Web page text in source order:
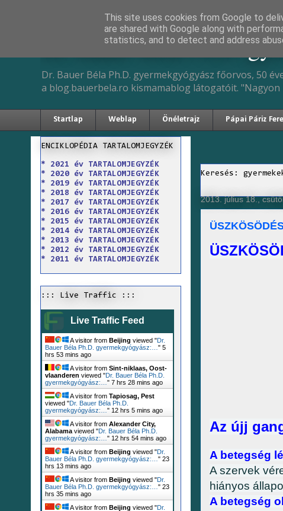
Dr. Bauer Béla Ph.D.
Dr. Bauer Béla Ph.D. gyermekgyógyász főorvos, 50
a blog.bauerbela.ro kismamablog látogatóit.
Startlap Weblap Önéletrajz Pápai Páriz
Keresés:
2013. július 18.,
Az újj
A betegség
A szervek
hiányos
A betegség
ENCIKLOPÉDIA TARTALOMJEGYZÉK
* 2021 év TARTALOMJEGYZÉK
* 2020 év TARTALOMJEGYZÉK
* 2019 év TARTALOMJEGYZÉK
* 2018 év TARTALOMJEGYZÉK
* 2017 év TARTALOMJEGYZÉK
* 2016 év TARTALOMJEGYZÉK
* 2015 év TARTALOMJEGYZÉK
* 2014 év TARTALOMJEGYZÉK
* 2013 év TARTALOMJEGYZÉK
* 2012 év TARTALOMJEGYZÉK
* 2011 év TARTALOMJEGYZÉK
::: Live Traffic :::
Live Traffic Feed
A visitor from Beijing viewed "Dr.
Bauer Béla Ph.D. gyermekgyógyász:… " 5
hrs 53 mins ago
A visitor from Sint-niklaas, Oost-
vlaanderen viewed "Dr. Bauer Béla Ph.D.
gyermekgyógyász:… " 7 hrs 28 mins ago
A visitor from Tapiosag, Pest
viewed "Dr. Bauer Béla Ph.D.
gyermekgyógyász:… " 12 hrs 5 mins ago
A visitor from Alexander City,
Alabama viewed "Dr. Bauer Béla Ph.D.
gyermekgyógyász:… " 12 hrs 54 mins ago
A visitor from Beijing viewed "Dr.
Bauer Béla Ph.D. gyermekgyógyász:… " 23
hrs 13 mins ago
A visitor from Beijing viewed "Dr.
Bauer Béla Ph.D. gyermekgyógyász:… " 23
hrs 35 mins ago
A visitor from Beijing viewed "Dr.
This site uses cookies from Google to
are shared with Google along with
statistics, and to detect and address